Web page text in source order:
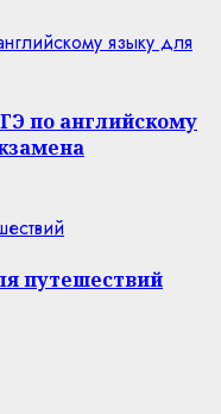
языку для
по английскому
путешествий